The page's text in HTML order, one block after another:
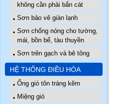
không cần phải bắn cát
Sơn bảo vê giàn lạnh
Sơn chống nóng cho tường,
mái, bồn bể, tàu thuyền
Sơn trên gạch và bê tông
HỆ THỐNG ĐIỀU HÒA
Ống gió tôn tráng kẽm
Miệng gió